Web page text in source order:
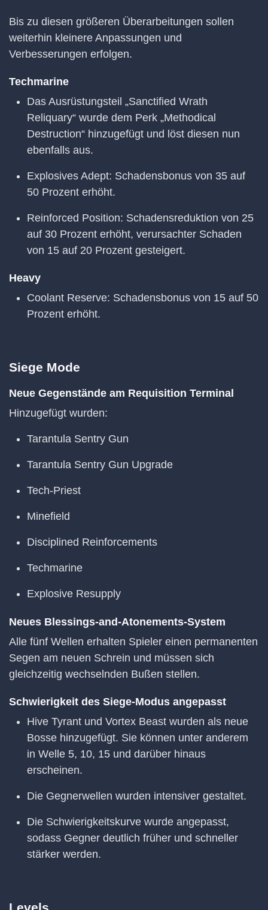
Bis zu diesen größeren Überarbeitungen sollen
weiterhin kleinere Anpassungen und
Verbesserungen erfolgen.
Techmarine
Das Ausrüstungsteil „Sanctified Wrath
Reliquary“ wurde dem Perk „Methodical
Destruction“ hinzugefügt und löst diesen nun
ebenfalls aus.
Explosives Adept: Schadensbonus von 35 auf
50 Prozent erhöht.
Reinforced Position: Schadensreduktion von 25
auf 30 Prozent erhöht, verursachter Schaden
von 15 auf 20 Prozent gesteigert.
Heavy
Coolant Reserve: Schadensbonus von 15 auf 50
Prozent erhöht.
Siege Mode
Neue Gegenstände am Requisition Terminal
Hinzugefügt wurden:
Tarantula Sentry Gun
Tarantula Sentry Gun Upgrade
Tech-Priest
Minefield
Disciplined Reinforcements
Techmarine
Explosive Resupply
Neues Blessings-and-Atonements-System
Alle fünf Wellen erhalten Spieler einen permanenten
Segen am neuen Schrein und müssen sich
gleichzeitig wechselnden Bußen stellen.
Schwierigkeit des Siege-Modus angepasst
Hive Tyrant und Vortex Beast wurden als neue
Bosse hinzugefügt. Sie können unter anderem
in Welle 5, 10, 15 und darüber hinaus
erscheinen.
Die Gegnerwellen wurden intensiver gestaltet.
Die Schwierigkeitskurve wurde angepasst,
sodass Gegner deutlich früher und schneller
stärker werden.
Levels